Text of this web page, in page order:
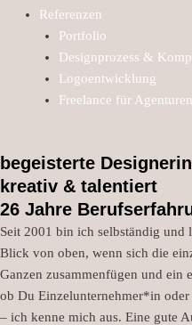
Referenzen
Portfolio
Designprozess &
Logoentwicklung
Freelance für Agenturen
begeisterte Designerin
kreativ & talentiert
26 Jahre
Seit 2001 bin ich selbständig und
Blick von oben, wenn sich die
Ganzen zusammenfügen und ein
ob Du Einzelunternehmer*in
– ich kenne mich aus. Eine gute